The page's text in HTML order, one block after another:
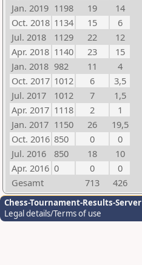
Jan. 2019 1198 19
14
Oct. 2018 1134 15
6
Jul. 2018
1129 22
12
Apr. 2018 1140 23
15
Jan. 2018 982 11
4
Oct. 2017 1012 6
3,5
Jul. 2017
1012 7
1,5
Apr. 2017 1118 2
1
Jan. 2017 1150 26
19,5
Oct. 2016 850 0
0
Jul. 2016
850 18
10
Apr. 2016 0 0
0
Gesamt
713 426
Chess-Tournament-Results-Server
Legal details/Terms of use